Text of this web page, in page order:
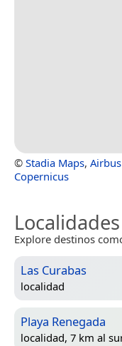
© Stadia Maps,
Copernicus
Explore destinos
Las Curabas
localidad
Playa Renegada
localidad, 7 km al